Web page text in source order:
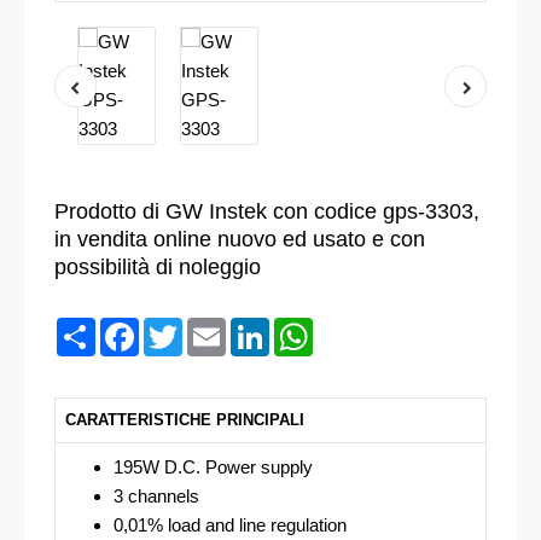
Prodotto di GW Instek con codice gps-3303,
in vendita online nuovo ed usato e con
possibilità di noleggio
CondividiFacebook
TwitterEmail LinkedIn
CARATTERISTICHE PRINCIPALI
195W D.C. Power supply
3 channels
0,01% load and line regulation